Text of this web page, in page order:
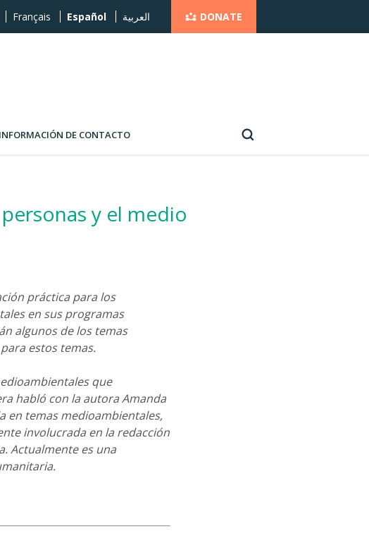
Français Español العربية DONATE
INFORMACIÓN DE CONTACTO
y el medio
práctica para los
en sus programas
algunos de los temas
estos temas.
que
habló con la autora Amanda
en temas medioambientales,
involucrada en la redacción
Actualmente es una